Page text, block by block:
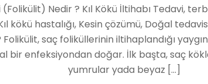
(Folikülit) Nedir ? Kıl Kökü İltihabı Tedavi,
kökü hastalığı, Kesin çözümü, Doğal
saç foliküllerinin iltihaplandığı
bir enfeksiyondan doğar. İlk başta, saç
yumrular yada beyaz […]